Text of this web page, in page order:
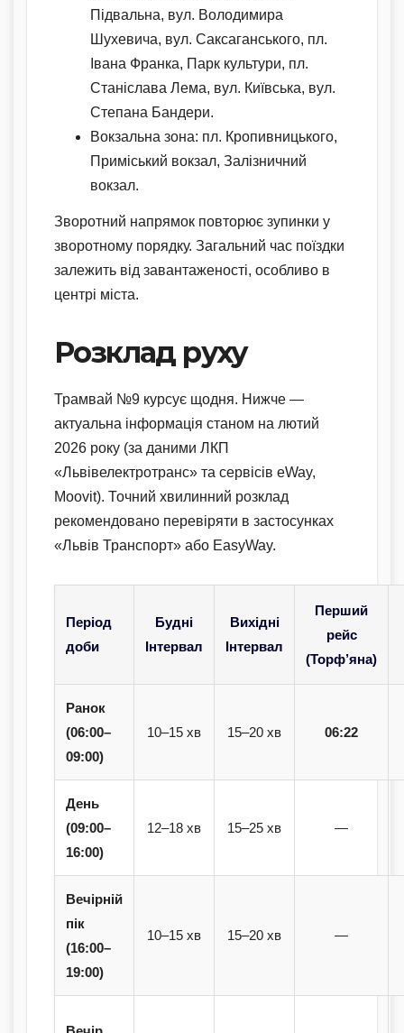
Підвальна, вул. Володимира
Шухевича, вул. Саксаганського, пл.
Івана Франка, Парк культури, пл.
Станіслава Лема, вул. Київська, вул.
Степана Бандери.
Вокзальна зона: пл. Кропивницького,
Приміський вокзал, Залізничний
вокзал.
Зворотний напрямок повторює зупинки у
зворотному порядку. Загальний час поїздки
залежить від завантаженості, особливо в
центрі міста.
Розклад руху
Трамвай №9 курсує щодня. Нижче —
актуальна інформація станом на лютий
2026 року (за даними ЛКП
«Львівелектротранс» та сервісів eWay,
Moovit). Точний хвилинний розклад
рекомендовано перевіряти в застосунках
«Львів Транспорт» або EasyWay.
Період
доби
Будні
Інтервал
Вихідні
Інтервал
Перший
рейс
(Торф’яна)
Ранок
(06:00–
09:00)
10–15 хв 15–20 хв 06:22
День
(09:00–
16:00)
12–18 хв 15–25 хв —
Вечірній
пік
(16:00–
19:00)
10–15 хв 15–20 хв —